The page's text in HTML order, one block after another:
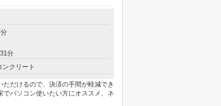
分
ンクリート
だけるので、決済の手間が軽減でき
パソコン使いたい方にオススメ、ネ